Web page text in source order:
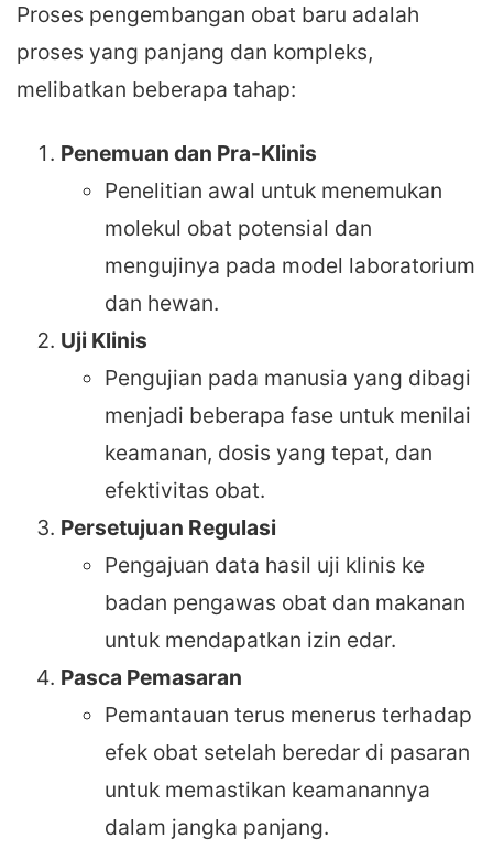
Proses pengembangan obat baru adalah
proses yang panjang dan kompleks,
melibatkan beberapa tahap:
Penemuan dan Pra-Klinis
Penelitian awal untuk menemukan
molekul obat potensial dan
mengujinya pada model laboratorium
dan hewan.
Uji Klinis
Pengujian pada manusia yang dibagi
menjadi beberapa fase untuk menilai
keamanan, dosis yang tepat, dan
efektivitas obat.
Persetujuan Regulasi
Pengajuan data hasil uji klinis ke
badan pengawas obat dan makanan
untuk mendapatkan izin edar.
Pasca Pemasaran
Pemantauan terus menerus terhadap
efek obat setelah beredar di pasaran
untuk memastikan keamanannya
dalam jangka panjang.